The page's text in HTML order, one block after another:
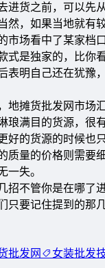
进货之前，可以先
然，如果当地就有
场看中了某家档口
式是独家的，比你
表明自己还在犹豫
摊货批发网市场汇
琅满目的货源，很
好的货源的时候也
质量的价格则需要
一失。
招不管你是在哪了
只要记住提到的那
批发网 女装批发